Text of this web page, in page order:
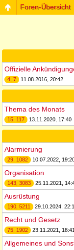
Foren-Übersicht
Offizielle
4, 7 11.08.2016, 20:42
Thema des Monats
15, 117 13.11.2020, 17:40
Alarmierung
29, 1082 10.07.2022,
Organisation
143, 3083 25.11.2021,
Ausrüstung
190, 5211 29.10.2024,
Recht und Gesetz
75, 1902 23.11.2021, 18:41
Allgemeines und